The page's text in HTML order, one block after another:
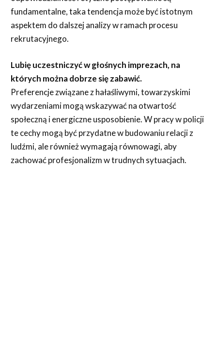
fundamentalne, taka tendencja może być istotnym
aspektem do dalszej analizy w ramach procesu
rekrutacyjnego.
Lubię uczestniczyć w głośnych imprezach, na
których można dobrze się zabawić.
Preferencje związane z hałaśliwymi, towarzyskimi
wydarzeniami mogą wskazywać na otwartość
społeczną i energiczne usposobienie. W pracy w policji
te cechy mogą być przydatne w budowaniu relacji z
ludźmi, ale również wymagają równowagi, aby
zachować profesjonalizm w trudnych sytuacjach.